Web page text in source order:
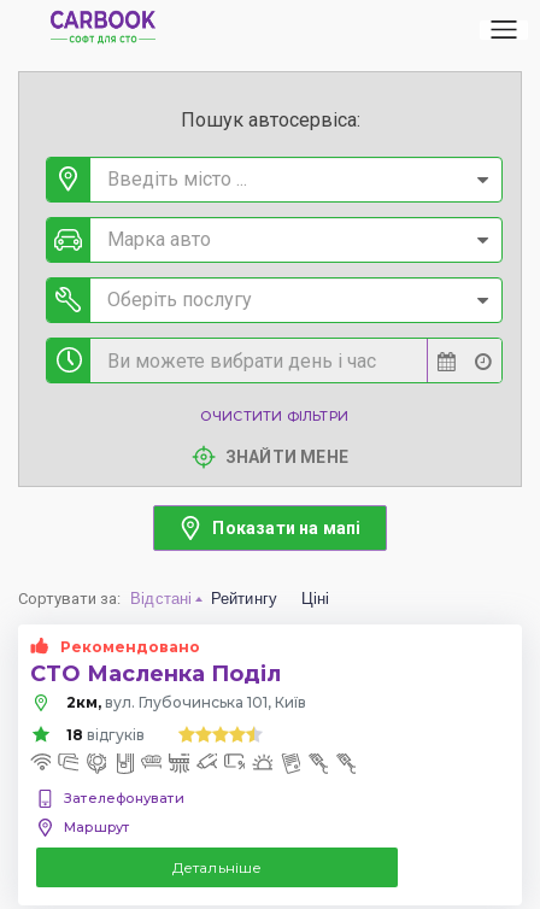
Пошук автосервіса:
Введіть місто ...
Марка авто
Оберіть послугу
ОЧИСТИТИ ФІЛЬТРИ
ЗНАЙТИ МЕНЕ
Показати на мапі
Сортувати за: Відстані Рейтингу Ціні
Рекомендовано
СТО Масленка Поділ
2км, вул. Глубочинська 101, Київ
18 відгуків
Зателефонувати
Маршрут
Детальніше